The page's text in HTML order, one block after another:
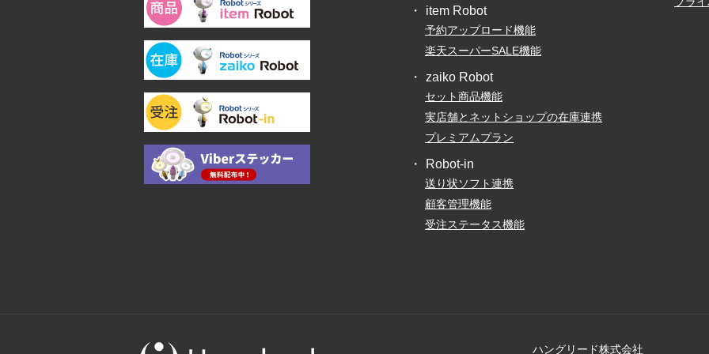
item Robot
予約アップロード機能
楽天スーパーSALE機能
zaiko Robot
セット商品機能
実店舗とネットショップの在庫連携
プレミアムプラン
Robot-in
送り状ソフト連携
顧客管理機能
受注ステータス機能
ハングリード株式会社